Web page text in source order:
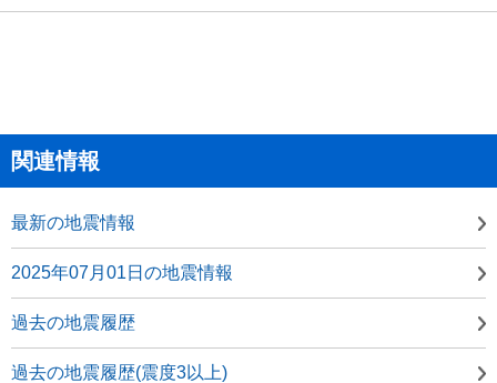
関連情報
最新の地震情報
2025年07月01日の地震情報
過去の地震履歴
過去の地震履歴(震度3以上)